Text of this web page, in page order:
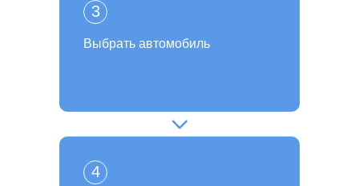
4
Выбрать автомобиль
3